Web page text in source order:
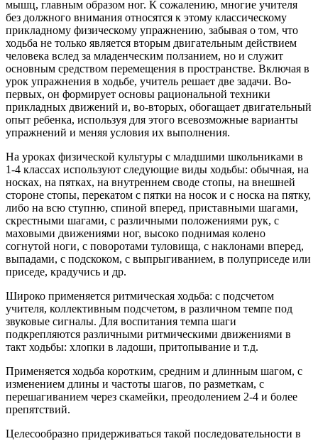
мышц, главным образом ног. К сожалению, многие учителя
без должного внимания относятся к этому классическому
прикладному физическому упражнению, забывая о том, что
ходьба не только является вторым двигательным действием
человека вслед за младенческим ползанием, но и служит
основным средством перемещения в пространстве. Включая в
урок упражнения в ходьбе, учитель решает две задачи. Во-
первых, он формирует основы рациональной техники
прикладных движений и, во-вторых, обогащает двигательный
опыт ребенка, используя для этого всевозможные варианты
упражнений и меняя условия их выполнения.
На уроках физической культуры с младшими школьниками в
1-4 классах используют следующие виды ходьбы: обычная, на
носках, на пятках, на внутреннем своде стопы, на внешней
стороне стопы, перекатом с пятки на носок и с носка на пятку,
либо на всю ступню, спиной вперед, приставными шагами,
скрестными шагами, с различными положениями рук, с
маховыми движениями ног, высоко поднимая колено
согнутой ноги, с поворотами туловища, с наклонами вперед,
выпадами, с подскоком, с выпрыгиванием, в полуприседе или
приседе, крадучись и др.
Широко применяется ритмическая ходьба: с подсчетом
учителя, коллективным подсчетом, в различном темпе под
звуковые сигналы. Для воспитания темпа шаги
подкрепляются различными ритмическими движениями в
такт ходьбы: хлопки в ладоши, притопывание и т.д.
Применяется ходьба коротким, средним и длинным шагом, с
изменением длины и частоты шагов, по разметкам, с
перешагиванием через скамейки, преодолением 2-4 и более
препятствий.
Целесообразно придерживаться такой последовательности в